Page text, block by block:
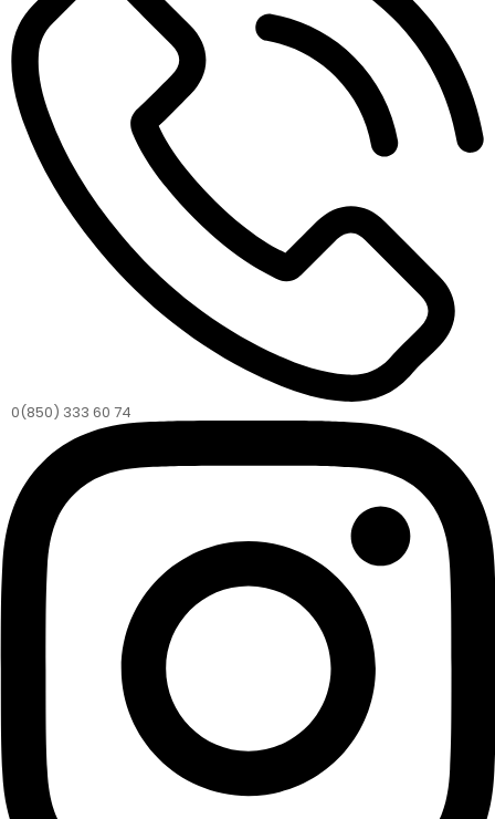
0(850) 333 60 74